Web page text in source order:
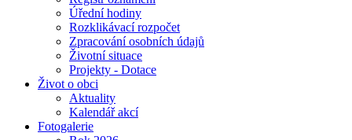
Úřední hodiny
Rozklikávací rozpočet
Zpracování osobních údajů
Životní situace
Projekty - Dotace
Život o obci
Aktuality
Kalendář akcí
Fotogalerie